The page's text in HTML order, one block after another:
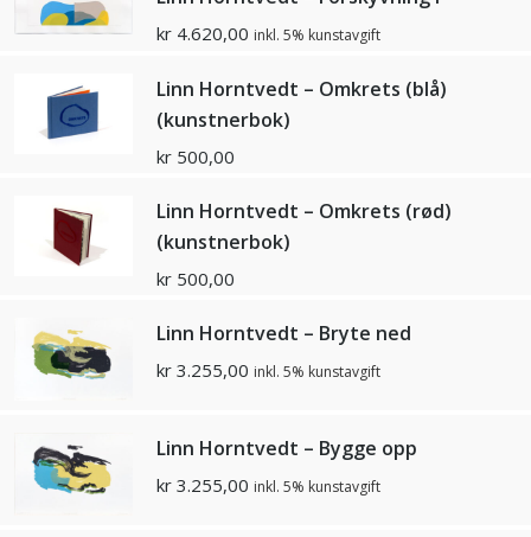
kr 4.620,00 inkl. 5% kunstavgift
Linn Horntvedt – Omkrets (blå)
(kunstnerbok)
kr 500,00
Linn Horntvedt – Omkrets (rød)
(kunstnerbok)
kr 500,00
Linn Horntvedt – Bryte ned
kr 3.255,00 inkl. 5% kunstavgift
Linn Horntvedt – Bygge opp
kr 3.255,00 inkl. 5% kunstavgift